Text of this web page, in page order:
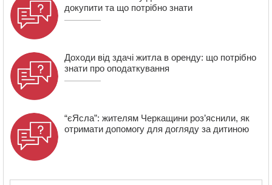
14:02
На Черкащині намолотили перший мільйон тонн
зерна нового врожаю
докупити та що потрібно знати
Доходи від здачі житла в оренду: що потрібно
знати про оподаткування
“єЯсла”: жителям Черкащини роз’яснили, як
отримати допомогу для догляду за дитиною